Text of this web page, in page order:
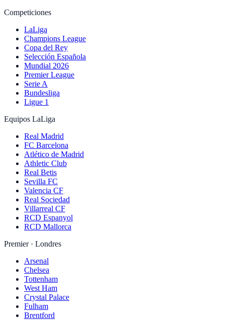
Competiciones
LaLiga
Champions League
Copa del Rey
Selección Española
Mundial 2026
Premier League
Serie A
Bundesliga
Ligue 1
Equipos LaLiga
Real Madrid
FC Barcelona
Atlético de Madrid
Athletic Club
Real Betis
Sevilla FC
Valencia CF
Real Sociedad
Villarreal CF
RCD Espanyol
RCD Mallorca
Premier · Londres
Arsenal
Chelsea
Tottenham
West Ham
Crystal Palace
Fulham
Brentford